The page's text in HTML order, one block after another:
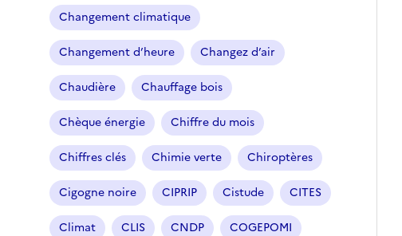
t
i
o
n
n
é
)
Changement climatique
Changement d’heure Changez d’air
Chaudière Chauffage bois
Chèque énergie Chiffre du mois
Chiffres clés Chimie verte Chiroptères
Cigogne noire CIPRIP Cistude CITES
Climat CLIS CNDP COGEPOMI